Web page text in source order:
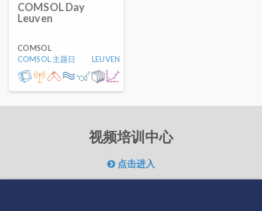
COMSOL Day
Leuven
COMSOL
COMSOL 主题日
LEUVEN
视频培训中心
点击进入